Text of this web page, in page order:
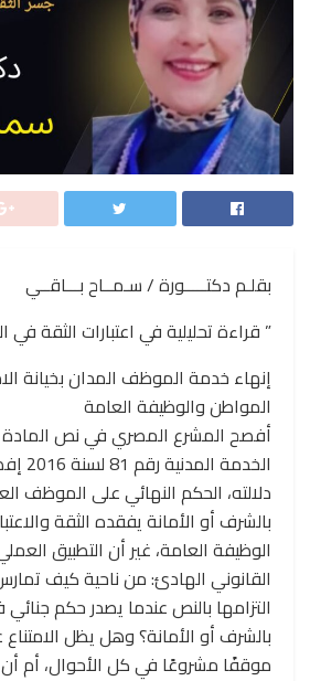
بقلـم دكتـــــورة / سـمــاح بـــاقــي
” قراءة تحليلية في اعتبارات الثقة
إنهاء خدمة الموظف المدان بخيانة
المواطن والوظيفة العامة
دلالته، الحكم النهائي على الموظف
بالشرف أو الأمانة يفقده الثقة
الوظيفة العامة، غير أن التطبيق
القانوني الهادئ: من ناحية كيف
التزامها بالنص عندما يصدر حكم
بالشرف أو الأمانة؟ وهل يظل
موقفًا مشروعًا في كل الأحوال، أم